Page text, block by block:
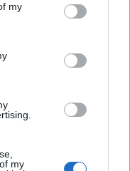
my
my